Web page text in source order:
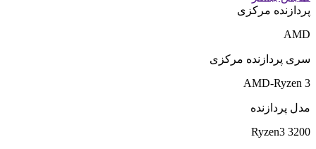
پردازنده مرکزی
AMD
سری پردازنده مرکزی
AMD-Ryzen 3
مدل پردازنده
Ryzen3 3200